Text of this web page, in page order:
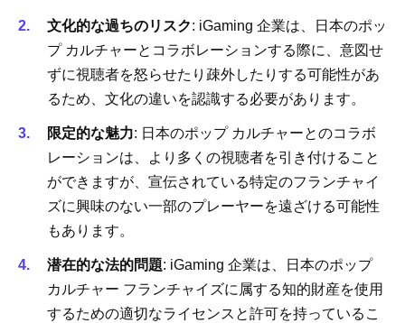
文化的な過ちのリスク: iGaming 企業は、日本のポッ
プ カルチャーとコラボレーションする際に、意図せ
ずに視聴者を怒らせたり疎外したりする可能性があ
るため、文化の違いを認識する必要があります。
限定的な魅力: 日本のポップ カルチャーとのコラボ
レーションは、より多くの視聴者を引き付けること
ができますが、宣伝されている特定のフランチャイ
ズに興味のない一部のプレーヤーを遠ざける可能性
もあります。
潜在的な法的問題: iGaming 企業は、日本のポップ
カルチャー フランチャイズに属する知的財産を使用
するための適切なライセンスと許可を持っているこ